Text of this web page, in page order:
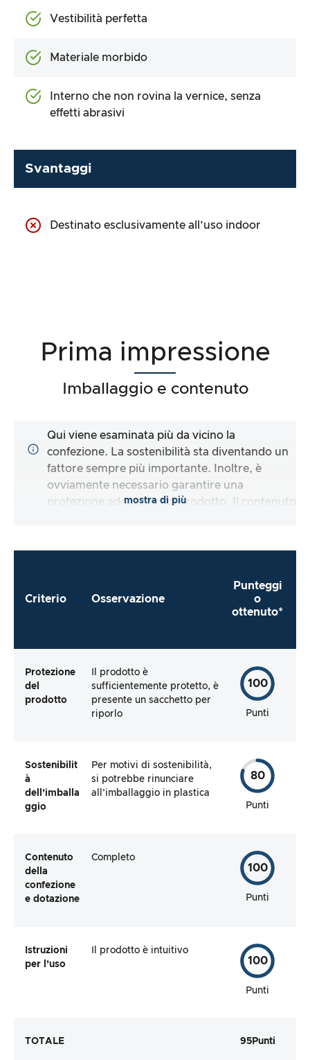
Vestibilità perfetta
Materiale morbido
Interno che non rovina la vernice, senza
effetti abrasivi
Svantaggi
Destinato esclusivamente all’uso indoor
Prima impressione
Imballaggio e contenuto
Qui viene esaminata più da vicino la
confezione. La sostenibilità sta diventando un
fattore sempre più importante. Inoltre, è
ovviamente necessario garantire una
protezione adeguata del prodotto. Il contenuto
immediato del prodotto?
mostra di più
Criterio Osservazione
Punteggi
o
ottenuto*
Protezione
del
prodotto
Il prodotto è
sufficientemente protetto, è
presente un sacchetto per
riporlo
100
Punti
Sostenibilit
à
dell’imballa
ggio
Per motivi di sostenibilità,
si potrebbe rinunciare
all’imballaggio in plastica
80
Punti
Contenuto
della
confezione
e dotazione
Completo
100
Punti
Istruzioni
per l’uso
Il prodotto è intuitivo
100
Punti
TOTALE 95Punti